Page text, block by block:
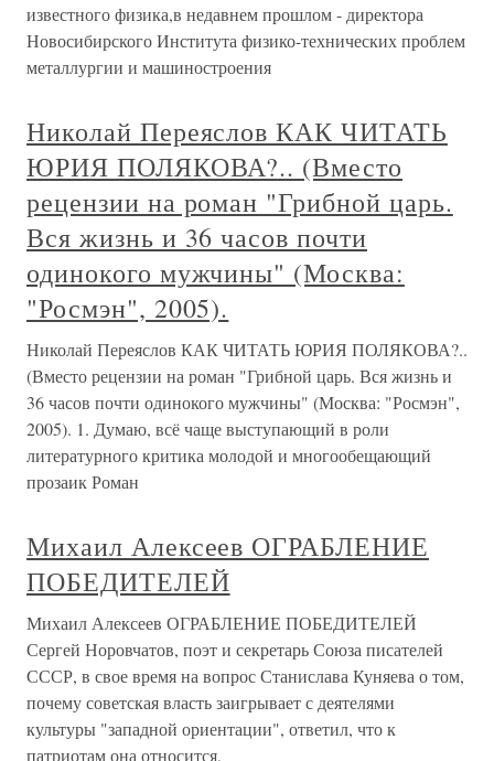
известного физика,в недавнем прошлом - директора
Новосибирского Института физико-технических проблем
металлургии и машиностроения
Николай Переяслов КАК ЧИТАТЬ
ЮРИЯ ПОЛЯКОВА?.. (Вместо
рецензии на роман "Грибной царь.
Вся жизнь и 36 часов почти
одинокого мужчины" (Москва:
"Росмэн", 2005).
Николай Переяслов КАК ЧИТАТЬ ЮРИЯ ПОЛЯКОВА?..
(Вместо рецензии на роман "Грибной царь. Вся жизнь и
36 часов почти одинокого мужчины" (Москва: "Росмэн",
2005). 1. Думаю, всё чаще выступающий в роли
литературного критика молодой и многообещающий
прозаик Роман
Михаил Алексеев ОГРАБЛЕНИЕ
ПОБЕДИТЕЛЕЙ
Михаил Алексеев ОГРАБЛЕНИЕ ПОБЕДИТЕЛЕЙ
Сергей Норовчатов, поэт и секретарь Союза писателей
СССР, в свое время на вопрос Станислава Куняева о том,
почему советская власть заигрывает с деятелями
культуры "западной ориентации", ответил, что к
патриотам она относится,